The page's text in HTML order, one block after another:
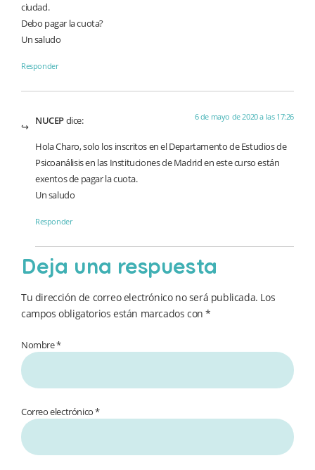
ciudad.
Debo pagar la cuota?
Un saludo
Responder
NUCEPdice: 6 de mayo de 2020 a las 17:26
Hola Charo, solo los inscritos en el Departamento de Estudios de
Psicoanálisis en las Instituciones de Madrid en este curso están
exentos de pagar la cuota.
Un saludo
Responder
Deja una respuesta
Tu dirección de correo electrónico no será publicada. Los
campos obligatorios están marcados con*
Nombre *
Correo electrónico *